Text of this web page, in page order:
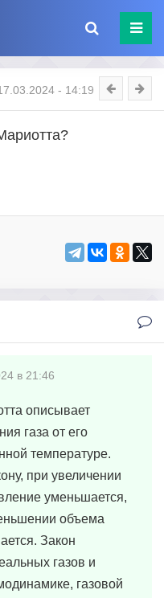
- 14:19
в 21:46
описывает
газа от его
температуре.
при увеличении
уменьшается,
объема
Закон
газов и
газовой